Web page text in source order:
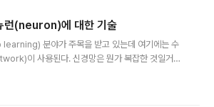
런(neuron)에 대한 기술
분야가 주목을 받고 있는데 여기에는 수
이 사용된다. 신경망은 뭔가 복잡한 것일거라
뉴런(neuron)에 대해서 알아보도록 하겠다. 뉴